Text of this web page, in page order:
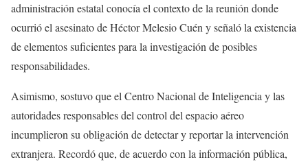
administración estatal conocía el contexto de la reunión donde
ocurrió el asesinato de Héctor Melesio Cuén y señaló la existencia
de elementos suficientes para la investigación de posibles
responsabilidades.
Asimismo, sostuvo que el Centro Nacional de Inteligencia y las
autoridades responsables del control del espacio aéreo
incumplieron su obligación de detectar y reportar la intervención
extranjera. Recordó que, de acuerdo con la información pública,